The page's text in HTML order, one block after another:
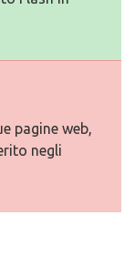
pagine web,
negli